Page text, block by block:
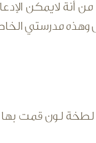
أنة لايمكن
مدرستي
لطخة لون قمت بها